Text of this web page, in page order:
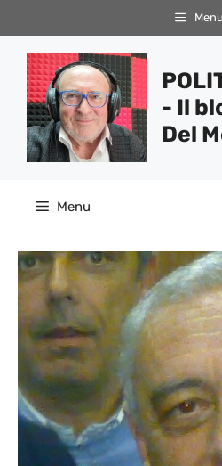
al
contenuto
Menu
- Il
Del
Menu